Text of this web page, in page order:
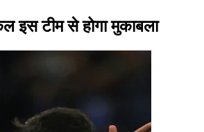
टीम से होगा मुकाबला